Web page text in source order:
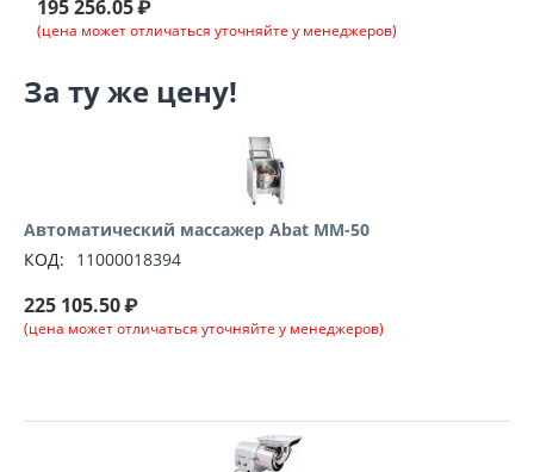
195 256.05₽
(цена может отличаться уточняйте у менеджеров)
За ту же цену!
Автоматический массажер Abat ММ-50
КОД:
11000018394
225 105.50₽
(цена может отличаться уточняйте у менеджеров)